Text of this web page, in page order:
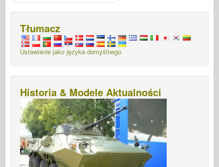
Tłumacz
Ustawianie jako języka domyślnego
Historia & Modele Aktualności